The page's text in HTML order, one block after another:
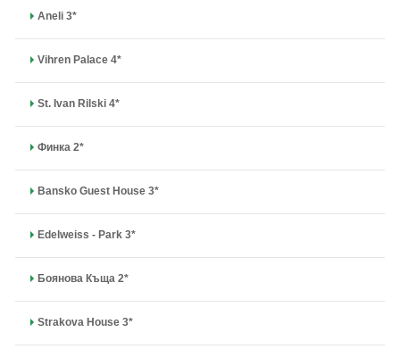
Aneli 3*
Vihren Palace 4*
St. Ivan Rilski 4*
Финка 2*
Bansko Guest House 3*
Edelweiss - Park 3*
Боянова Къща 2*
Strakova House 3*